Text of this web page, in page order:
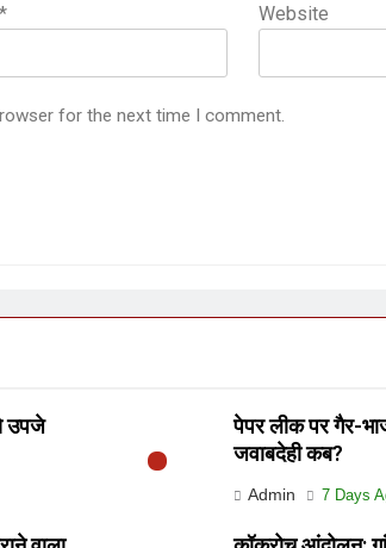
* Website
for the next time I comment.
उपजे
पेपर लीक पर गैर-
जवाबदेही कब?
Admin 7 Days